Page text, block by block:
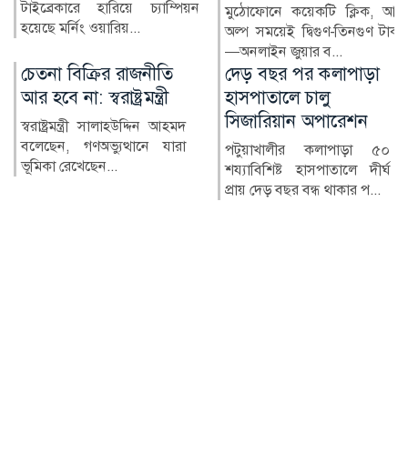
মুঠোফোনে কয়েকটি ক্লিক, আর
অল্প সময়েই দ্বিগুণ-তিনগুণ টাকা
আইন, বিচার ও সংসদবিষয়কমন্ত্রী
মো. আসাদুজ্জামান বলেছেন, শেখ
হাসিনা বলেছেন, তিন...
দেড় বছর পর কলাপাড়া
হাসপাতালে চালু
সিজারিয়ান অপারেশন
পটুয়াখালীর কলাপাড়া ৫০
শয্যাবিশিষ্ট হাসপাতালে দীর্ঘ
ঝুঁকিপূর্ণ ভবনেই চলছে
আইন কলেজ
বাংলাদেশের প্রথম সারির আইন
কলেজগুলোর অন্যতম
নারায়ণগঞ্জ আইন কলেজ।
তৎকালীন পূর্...